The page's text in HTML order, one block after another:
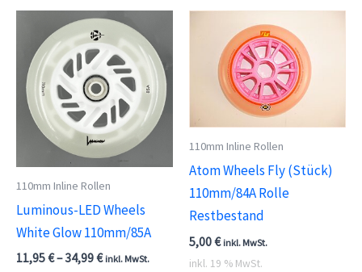
110mm Inline Rollen
Luminous-LED Wheels
White Glow 110mm/85A
11,95€–34,99€ inkl. MwSt.
110mm Inline Rollen
Atom Wheels Fly (Stück)
110mm/84A Rolle
Restbestand
5,00€ inkl. MwSt.
inkl. 19 % MwSt.